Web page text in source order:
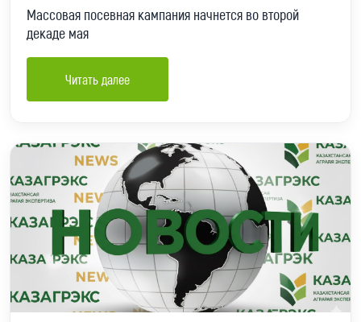
Массовая посевная кампания начнется во второй
декаде мая
Читать далее